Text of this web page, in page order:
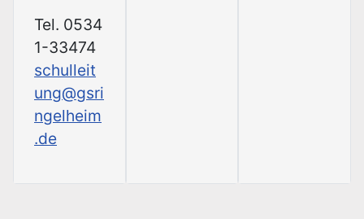
Tel. 0534
1-33474
schulleit
ung@gsri
ngelheim
.de